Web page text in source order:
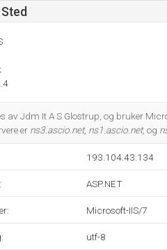
av Jdm It A S Glostrup, og bruker
er ns3.ascio.net, ns1.ascio.net, og
193.104.43.134
ASP.NET
Microsoft-IIS/7
utf-8